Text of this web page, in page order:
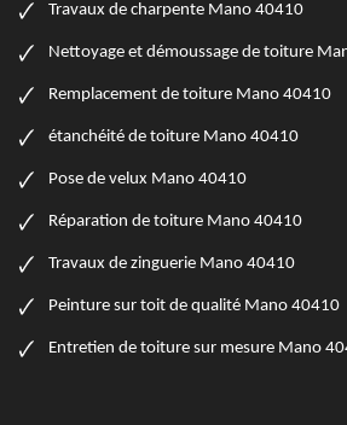
Travaux de charpente Mano 40410
Nettoyage et démoussage de toiture
Remplacement de toiture Mano 40410
étanchéité de toiture Mano 40410
Pose de velux Mano 40410
Réparation de toiture Mano 40410
Travaux de zinguerie Mano 40410
Peinture sur toit de qualité Mano 40410
Entretien de toiture sur mesure Mano